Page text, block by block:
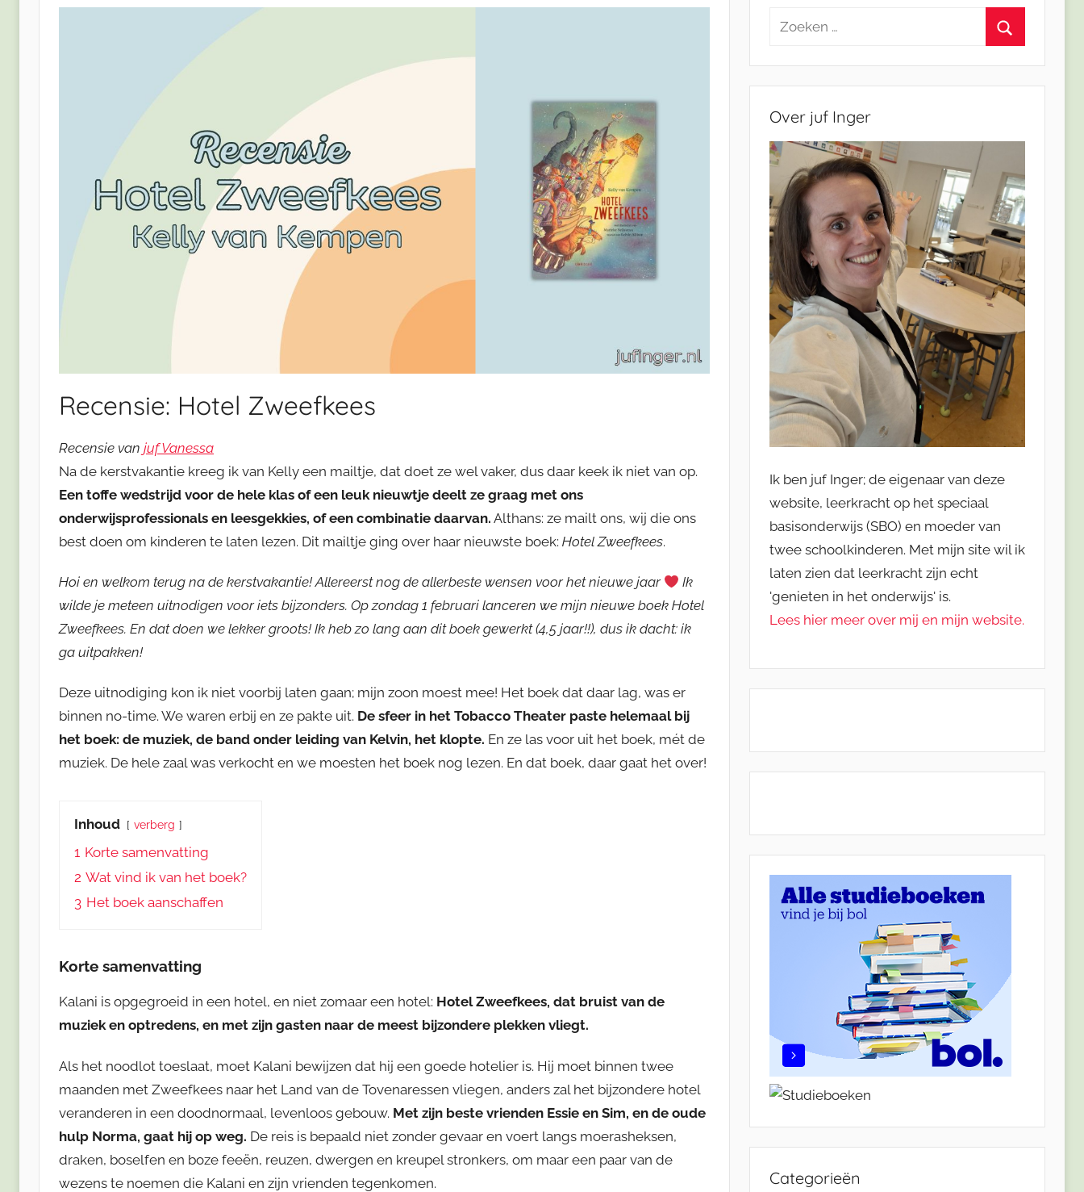
Recensie: Hotel Zweefkees
Recensie van juf Vanessa
Na de kerstvakantie kreeg ik van Kelly een mailtje, dat doet ze wel vaker, dus daar keek ik niet van op.
Een toffe wedstrijd voor de hele klas of een leuk nieuwtje deelt ze graag met ons
onderwijsprofessionals en leesgekkies, of een combinatie daarvan. Althans: ze mailt ons, wij die ons
best doen om kinderen te laten lezen. Dit mailtje ging over haar nieuwste boek: Hotel Zweefkees.
Hoi en welkom terug na de kerstvakantie! Allereerst nog de allerbeste wensen voor het nieuwe jaar
Ik
wilde je meteen uitnodigen voor iets bijzonders. Op zondag 1 februari lanceren we mijn nieuwe boek Hotel
Zweefkees. En dat doen we lekker groots! Ik heb zo lang aan dit boek gewerkt (4,5 jaar!!), dus ik dacht: ik
ga uitpakken!
Deze uitnodiging kon ik niet voorbij laten gaan; mijn zoon moest mee! Het boek dat daar lag, was er
binnen no-time. We waren erbij en ze pakte uit. De sfeer in het Tobacco Theater paste helemaal bij
het boek: de muziek, de band onder leiding van Kelvin, het klopte. En ze las voor uit het boek, mét de
muziek. De hele zaal was verkocht en we moesten het boek nog lezen. En dat boek, daar gaat het over!
Inhoud verberg
1 Korte samenvatting
2 Wat vind ik van het boek?
3 Het boek aanschaffen
Korte samenvatting
Kalani is opgegroeid in een hotel, en niet zomaar een hotel: Hotel Zweefkees, dat bruist van de
muziek en optredens, en met zijn gasten naar de meest bijzondere plekken vliegt.
Als het noodlot toeslaat, moet Kalani bewijzen dat hij een goede hotelier is. Hij moet binnen twee
maanden met Zweefkees naar het Land van de Tovenaressen vliegen, anders zal het bijzondere hotel
veranderen in een doodnormaal, levenloos gebouw. Met zijn beste vrienden Essie en Sim, en de oude
hulp Norma, gaat hij op weg. De reis is bepaald niet zonder gevaar en voert langs moerasheksen,
draken, boselfen en boze feeën, reuzen, dwergen en kreupel stronkers, om maar een paar van de
wezens te noemen die Kalani en zijn vrienden tegenkomen.
Zoeken
Over juf Inger
Ik ben juf Inger; de eigenaar van deze
website, leerkracht op het speciaal
basisonderwijs (SBO) en moeder van
twee schoolkinderen. Met mijn site wil ik
laten zien dat leerkracht zijn echt
'genieten in het onderwijs' is.
Lees hier meer over mij en mijn website.
Categorieën